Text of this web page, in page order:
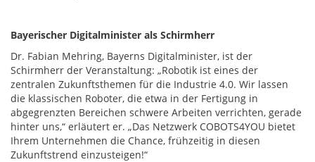
Bayerischer Digitalminister als Schirmherr
Dr. Fabian Mehring, Bayerns Digitalminister, ist der
Schirmherr der Veranstaltung: „Robotik ist eines der
zentralen Zukunftsthemen für die Industrie 4.0. Wir lassen
die klassischen Roboter, die etwa in der Fertigung in
abgegrenzten Bereichen schwere Arbeiten verrichten, gerade
hinter uns,“ erläutert er. „Das Netzwerk COBOTS4YOU bietet
Ihrem Unternehmen die Chance, frühzeitig in diesen
Zukunftstrend einzusteigen!“